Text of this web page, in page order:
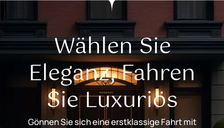
Wählen Sie
Eleganz, Fahren
Sie Luxuriös
Gönnen Sie sich eine erstklassige Fahrt mit